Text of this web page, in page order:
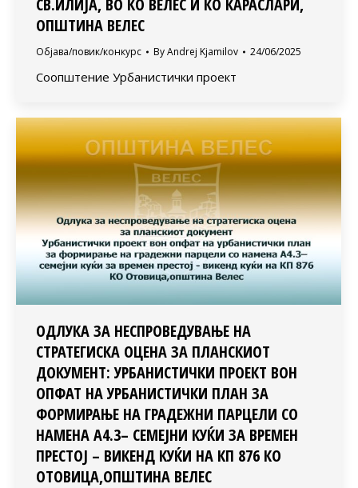
ОПШТИНА ВЕЛЕС
Објава/повик/конкурс ByAndrej Kjamilov 24/06/2025
Соопштение Урбанистички проект
ОДЛУКА ЗА НЕСПРОВЕДУВАЊЕ НА
СТРАТЕГИСКА ОЦЕНА ЗА ПЛАНСКИОТ
ДОКУМЕНТ: УРБАНИСТИЧКИ ПРОЕКТ ВОН
ОПФАТ НА УРБАНИСТИЧКИ ПЛАН ЗА
ФОРМИРАЊЕ НА ГРАДЕЖНИ ПАРЦЕЛИ СО
НАМЕНА А4.3– СЕМЕЈНИ КУЌИ ЗА ВРЕМЕН
ПРЕСТОЈ – ВИКЕНД КУЌИ НА КП 876 КО
ОТОВИЦА,ОПШТИНА ВЕЛЕС